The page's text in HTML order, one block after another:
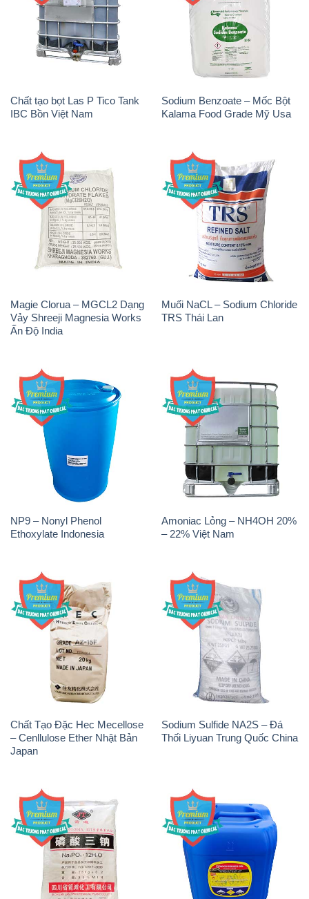
Chất tạo bọt Las P Tico Tank
IBC Bồn Việt Nam
Sodium Benzoate – Mốc Bột
Kalama Food Grade Mỹ Usa
Magie Clorua – MGCL2 Dạng
Vảy Shreeji Magnesia Works
Ấn Độ India
Muối NaCL – Sodium Chloride
TRS Thái Lan
NP9 – Nonyl Phenol
Ethoxylate Indonesia
Amoniac Lỏng – NH4OH 20%
– 22% Việt Nam
Chất Tạo Đặc Hec Mecellose
– Cenllulose Ether Nhật Bản
Japan
Sodium Sulfide NA2S – Đá
Thối Liyuan Trung Quốc China